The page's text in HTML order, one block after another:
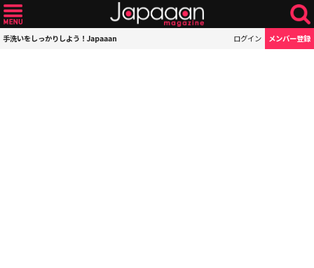
手洗いをしっかりしよう！Japaaan ログイン メンバー登録